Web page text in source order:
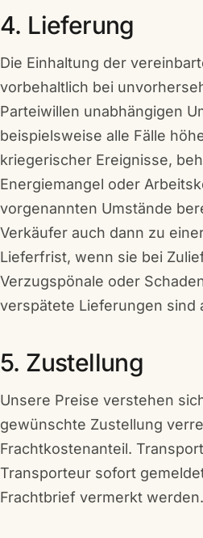
4. Lieferung
Die Einhaltung der
vorbehaltlich bei
Parteiwillen unabhängigen
beispielsweise alle Fälle
kriegerischer Ereignisse,
Energiemangel oder
vorgenannten Umstände
Verkäufer auch dann zu
Lieferfrist, wenn sie bei
Verzugspönale oder
verspätete Lieferungen sind
5. Zustellung
Unsere Preise verstehen
gewünschte Zustellung
Frachtkostenanteil.
Transporteur sofort
Frachtbrief vermerkt werden.